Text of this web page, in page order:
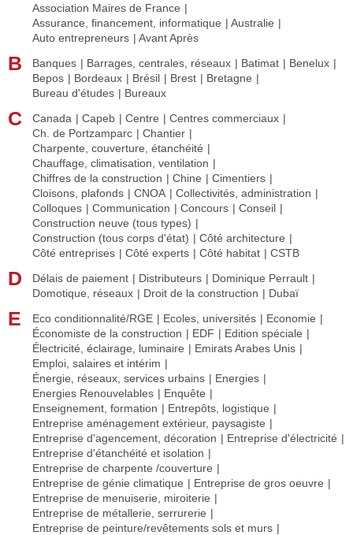
Association Maires de France
Assurance, financement, informatique
Australie
Auto entrepreneurs
Avant Après
B Banques Barrages, centrales, réseaux Batimat
Benelux
Bepos
Bordeaux Brésil Brest
Bretagne
Bureau d'études
Bureaux
C Canada Capeb Centre
Centres commerciaux
Ch. de Portzamparc
Chantier
Charpente, couverture, étanchéité
Chauffage, climatisation, ventilation
Chiffres de la construction
Chine
Cimentiers
Cloisons, plafonds
CNOA
Collectivités, administration
Colloques
Communication Concours
Conseil
Construction neuve (tous types)
Construction (tous corps d'état)
Côté architecture
Côté entreprises
Côté experts Côté habitat CSTB
D Délais de paiement Distributeurs
Dominique Perrault
Domotique, réseaux
Droit de la construction Dubaï
E Eco conditionnalité/RGE Ecoles, universités
Economie
Économiste de la construction
EDF
Edition spéciale
Électricité, éclairage, luminaire
Emirats Arabes Unis
Emploi, salaires et intérim
Énergie, réseaux, services urbains
Energies
Energies Renouvelables
Enquête
Enseignement, formation
Entrepôts, logistique
Entreprise aménagement extérieur, paysagiste
Entreprise d'agencement, décoration
Entreprise d'électricité
Entreprise d'étanchéité et isolation
Entreprise de charpente /couverture
Entreprise de génie climatique
Entreprise de gros oeuvre
Entreprise de menuiserie, miroiterie
Entreprise de métallerie, serrurerie
Entreprise de peinture/revêtements sols et murs